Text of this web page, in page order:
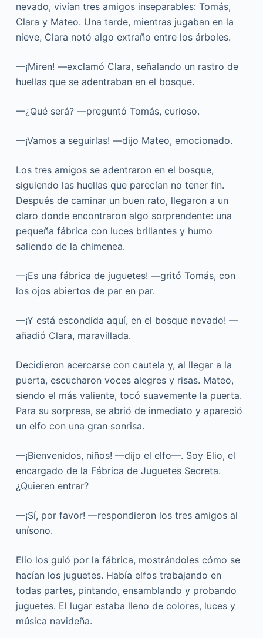
nevado, vivían tres amigos inseparables: Tomás,
Clara y Mateo. Una tarde, mientras jugaban en la
nieve, Clara notó algo extraño entre los árboles.
—¡Miren! —exclamó Clara, señalando un rastro de
huellas que se adentraban en el bosque.
—¿Qué será? —preguntó Tomás, curioso.
—¡Vamos a seguirlas! —dijo Mateo, emocionado.
Los tres amigos se adentraron en el bosque,
siguiendo las huellas que parecían no tener fin.
Después de caminar un buen rato, llegaron a un
claro donde encontraron algo sorprendente: una
pequeña fábrica con luces brillantes y humo
saliendo de la chimenea.
—¡Es una fábrica de juguetes! —gritó Tomás, con
los ojos abiertos de par en par.
—¡Y está escondida aquí, en el bosque nevado! —
añadió Clara, maravillada.
Decidieron acercarse con cautela y, al llegar a la
puerta, escucharon voces alegres y risas. Mateo,
siendo el más valiente, tocó suavemente la puerta.
Para su sorpresa, se abrió de inmediato y apareció
un elfo con una gran sonrisa.
—¡Bienvenidos, niños! —dijo el elfo—. Soy Elio, el
encargado de la Fábrica de Juguetes Secreta.
¿Quieren entrar?
—¡Sí, por favor! —respondieron los tres amigos al
unísono.
Elio los guió por la fábrica, mostrándoles cómo se
hacían los juguetes. Había elfos trabajando en
todas partes, pintando, ensamblando y probando
juguetes. El lugar estaba lleno de colores, luces y
música navideña.